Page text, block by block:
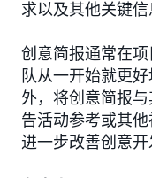
求以及其他关键信
创意简报通常在
队从一开始就更
外，将创意简报
告活动参考或其
进一步改善创意开